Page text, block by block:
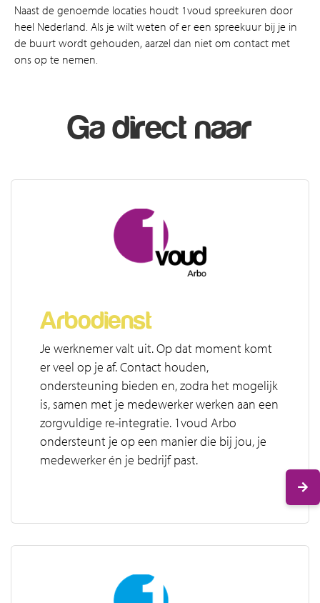
Naast de genoemde locaties houdt 1voud spreekuren door
heel Nederland. Als je wilt weten of er een spreekuur bij je in
de buurt wordt gehouden, aarzel dan niet om contact met
ons op te nemen.
Ga direct naar
Arbodienst
Je werknemer valt uit. Op dat moment komt
er veel op je af. Contact houden,
ondersteuning bieden en, zodra het mogelijk
is, samen met je medewerker werken aan een
zorgvuldige re-integratie. 1voud Arbo
ondersteunt je op een manier die bij jou, je
medewerker én je bedrijf past.